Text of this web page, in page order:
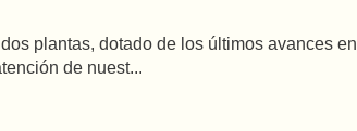
plantas, dotado de los últimos avances en
de nuest...